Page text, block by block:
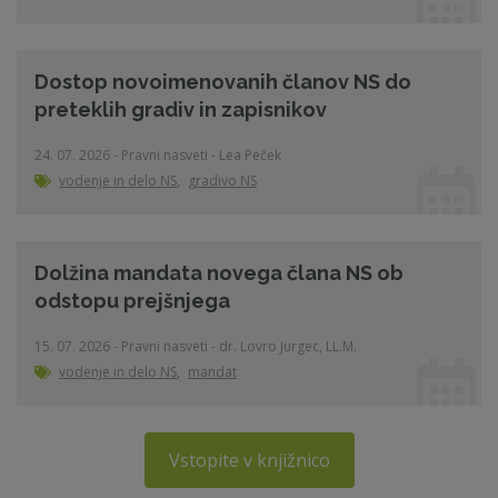
Dostop novoimenovanih članov NS do
preteklih gradiv in zapisnikov
24. 07. 2026 - Pravni nasveti - Lea Peček
vodenje in delo NS, gradivo NS
Dolžina mandata novega člana NS ob
odstopu prejšnjega
15. 07. 2026 - Pravni nasveti - dr. Lovro Jurgec, LL.M.
vodenje in delo NS, mandat
Vstopite v knjižnico